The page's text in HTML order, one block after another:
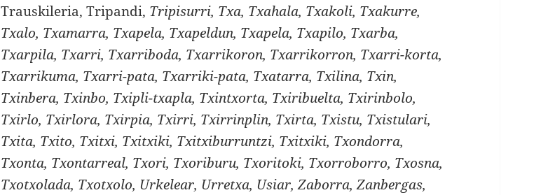
Trauskileria, Tripandi, Tripisurri, Txa, Txahala, Txakoli, Txakurre,
Txalo, Txamarra, Txapela, Txapeldun, Txapela, Txapilo, Txarba,
Txarpila, Txarri, Txarriboda, Txarrikoron, Txarrikorron, Txarri-korta,
Txarrikuma, Txarri-pata, Txarriki-pata, Txatarra, Txilina, Txin,
Txinbera, Txinbo, Txipli-txapla, Txintxorta, Txiribuelta, Txirinbolo,
Txirlo, Txirlora, Txirpia, Txirri, Txirrinplin, Txirta, Txistu, Txistulari,
Txita, Txito, Txitxi, Txitxiki, Txitxiburruntzi, Txitxiki, Txondorra,
Txonta, Txontarreal, Txori, Txoriburu, Txoritoki, Txorroborro, Txosna,
Txotxolada, Txotxolo, Urkelear, Urretxa, Usiar, Zaborra, Zanbergas,